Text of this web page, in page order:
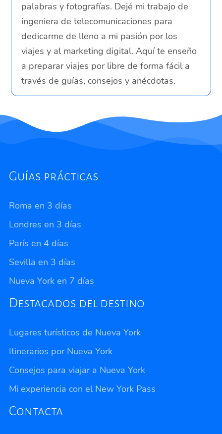
palabras y fotografías. Dejé mi trabajo de
ingeniera de telecomunicaciones para
dedicarme de lleno a mi pasión por los
viajes y al marketing digital. Aquí te enseño
a preparar viajes por libre de forma fácil a
través de guías, consejos y anécdotas.
Guías prácticas
Roma en 3 días
Londres en 3 días
París en 4 días
Sevilla en 3 días
Nueva York en 7 días
Destacados del destino
Lugares turísticos de Nueva York
Itinerarios por Nueva York
Consejos para viajar a Nueva York
Mi experiencia con el New York Pass
Contacta